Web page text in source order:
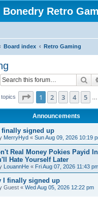
Bonedry Retro
Board index Retro Gaming
topics Page 1of 42590
1 2 3 4 5
Announcements
finally signed up
MerryHyd « Sun Aug 09, 2026 10:19
Real Money Pokies Payid
Hate Yourself Later
LouannHe « Fri Aug 07, 2026 11:43
I finally signed up
Guest « Wed Aug 05, 2026 12:22 pm